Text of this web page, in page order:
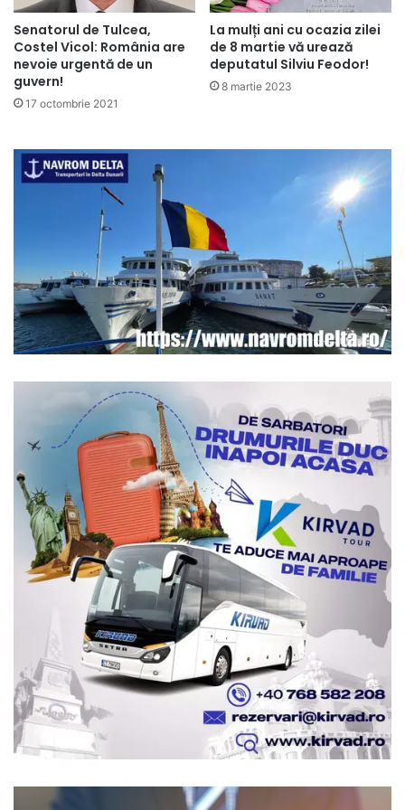
Senatorul de Tulcea,
Costel Vicol: România are
nevoie urgentă de un
guvern!
17 octombrie 2021
La mulți ani cu ocazia zilei
de 8 martie vă urează
deputatul Silviu Feodor!
8 martie 2023